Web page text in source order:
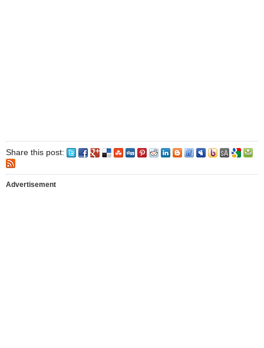
Share this post:
Advertisement